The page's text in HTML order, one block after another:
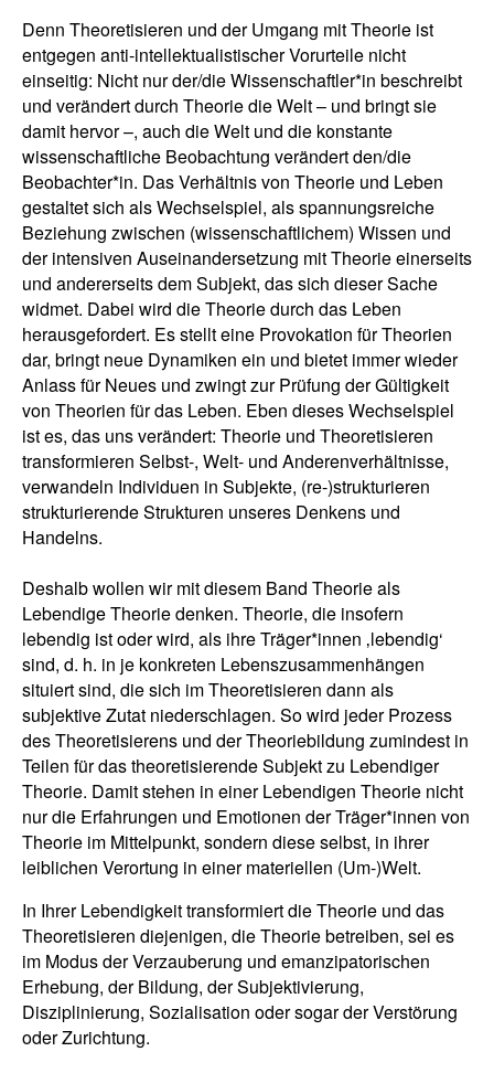
Denn Theoretisieren und der Umgang mit Theorie ist
entgegen anti-intellektualistischer Vorurteile nicht
einseitig: Nicht nur der/die Wissenschaftler*in beschreibt
und verändert durch Theorie die Welt – und bringt sie
damit hervor –, auch die Welt und die konstante
wissenschaftliche Beobachtung verändert den/die
Beobachter*in. Das Verhältnis von Theorie und Leben
gestaltet sich als Wechselspiel, als spannungsreiche
Beziehung zwischen (wissenschaftlichem) Wissen und
der intensiven Auseinandersetzung mit Theorie einerseits
und andererseits dem Subjekt, das sich dieser Sache
widmet. Dabei wird die Theorie durch das Leben
herausgefordert. Es stellt eine Provokation für Theorien
dar, bringt neue Dynamiken ein und bietet immer wieder
Anlass für Neues und zwingt zur Prüfung der Gültigkeit
von Theorien für das Leben. Eben dieses Wechselspiel
ist es, das uns verändert: Theorie und Theoretisieren
transformieren Selbst-, Welt- und Anderenverhältnisse,
verwandeln Individuen in Subjekte, (re-)strukturieren
strukturierende Strukturen unseres Denkens und
Handelns.
Deshalb wollen wir mit diesem Band Theorie als
Lebendige Theorie denken. Theorie, die insofern
lebendig ist oder wird, als ihre Träger*innen ‚lebendig‘
sind, d. h. in je konkreten Lebenszusammenhängen
situiert sind, die sich im Theoretisieren dann als
subjektive Zutat niederschlagen. So wird jeder Prozess
des Theoretisierens und der Theoriebildung zumindest in
Teilen für das theoretisierende Subjekt zu Lebendiger
Theorie. Damit stehen in einer Lebendigen Theorie nicht
nur die Erfahrungen und Emotionen der Träger*innen von
Theorie im Mittelpunkt, sondern diese selbst, in ihrer
leiblichen Verortung in einer materiellen (Um-)Welt.
In Ihrer Lebendigkeit transformiert die Theorie und das
Theoretisieren diejenigen, die Theorie betreiben, sei es
im Modus der Verzauberung und emanzipatorischen
Erhebung, der Bildung, der Subjektivierung,
Disziplinierung, Sozialisation oder sogar der Verstörung
oder Zurichtung.